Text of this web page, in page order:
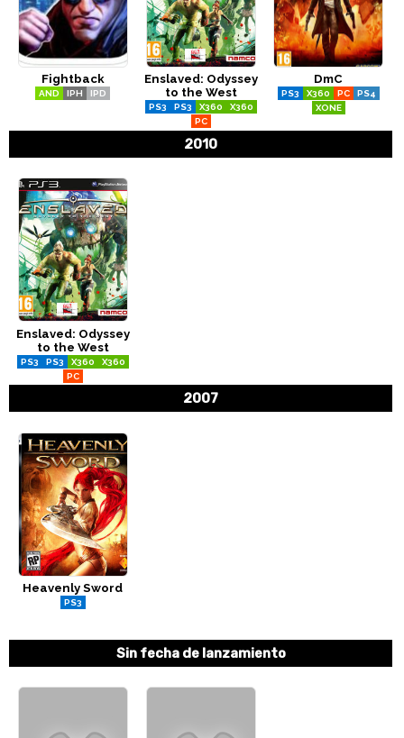
Fightback
AND IPH IPD
Enslaved: Odyssey
to the West
PS3 PS3 X360
X360
PC
DmC
PS3 X360 PC
PS4
XONE
2010
Enslaved: Odyssey
to the West
PS3 PS3 X360
X360
PC
2007
Heavenly Sword
PS3
Sin fecha de lanzamiento